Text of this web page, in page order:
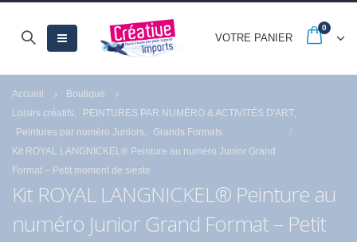
VOTRE PANIER
0
Accueil
Boutique
Loisirs créatifs
PEINTURES PAR NUMÉRO & ACTIVITÉS D'ART
Peintures par numéro Juniors
Grands Formats
Kit ROYAL LANGNICKEL® Peinture au numéro Junior Grand
Format – Petit moment de sieste
Kit ROYAL LANGNICKEL® Peinture au
numéro Junior Grand Format – Petit